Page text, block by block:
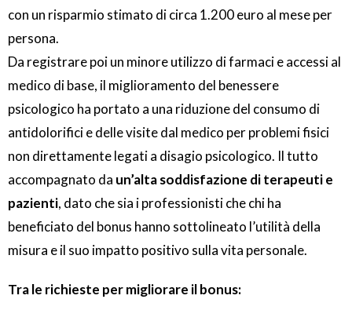
con un risparmio stimato di circa 1.200 euro al mese per
persona.
Da registrare poi un minore utilizzo di farmaci e accessi al
medico di base, il miglioramento del benessere
psicologico ha portato a una riduzione del consumo di
antidolorifici e delle visite dal medico per problemi fisici
non direttamente legati a disagio psicologico. Il tutto
accompagnato da un’alta soddisfazione di terapeuti e
pazienti, dato che sia i professionisti che chi ha
beneficiato del bonus hanno sottolineato l’utilità della
misura e il suo impatto positivo sulla vita personale.
Tra le richieste per migliorare il bonus: